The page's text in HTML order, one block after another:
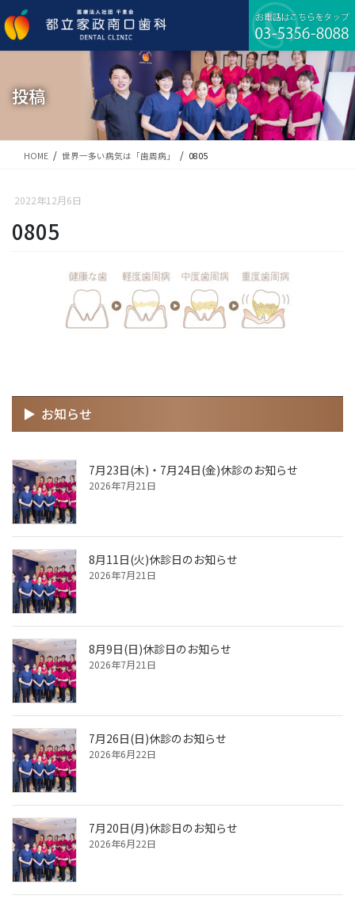
ン
テ
ビ
ゲ
移
投稿
HOME 世界一多い病気は「歯周病」 0805
2022年12月6日
0805
お知らせ
7月23日(木)・7月24日(金)休診のお知らせ
2026年7月21日
8月11日(火)休診日のお知らせ
2026年7月21日
8月9日(日)休診日のお知らせ
2026年7月21日
7月26日(日)休診のお知らせ
2026年6月22日
7月20日(月)休診日のお知らせ
2026年6月22日